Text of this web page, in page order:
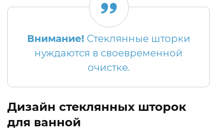
Внимание! Стеклянные шторки
нуждаются в своевременной
очистке.
Дизайн стеклянных шторок
для ванной